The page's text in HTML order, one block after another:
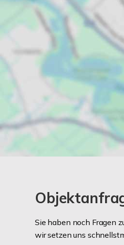
Sie haben noch Fragen
wir setzen uns